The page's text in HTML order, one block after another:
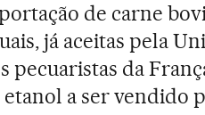
de carne
já aceitas pela
pecuaristas da
etanol a ser vendido